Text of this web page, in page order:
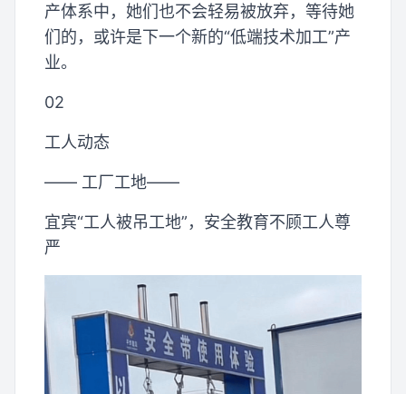
产体系中，她们也不会轻易被放弃，等待她
们的，或许是下一个新的“低端技术加工”产
业。
02
工人动态
—— 工厂工地——
宜宾“工人被吊工地”，安全教育不顾工人尊
严